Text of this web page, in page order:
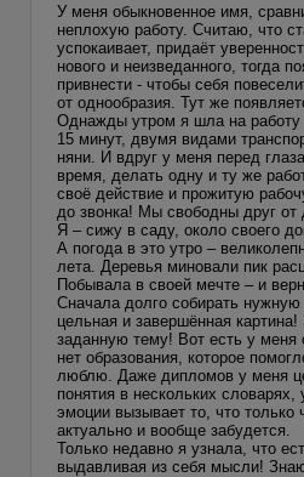
У меня обыкновенное имя,
неплохую работу. Считаю, что
успокаивает, придаёт
нового и неизведанного, тогда
привнести - чтобы себя
от однообразия. Тут же
Однажды утром я шла на работу
15 минут, двумя видами
няни. И вдруг у меня перед
время, делать одну и ту же
своё действие и прожитую
до звонка! Мы свободны друг от
Я – сижу в саду, около своего
А погода в это утро –
лета. Деревья миновали пик
Побывала в своей мечте – и
Сначала долго собирать
цельная и завершённая
заданную тему! Вот есть у меня
нет образования, которое
люблю. Даже дипломов у меня
понятия в нескольких
эмоции вызывает то, что только
актуально и вообще забудется.
Только недавно я узнала, что
выдавливая из себя мысли!